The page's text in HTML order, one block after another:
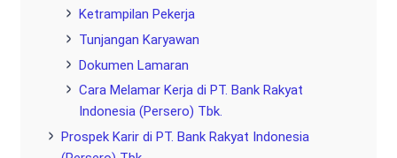
Ketrampilan Pekerja
Tunjangan Karyawan
Dokumen Lamaran
Cara Melamar Kerja di PT. Bank Rakyat
Indonesia (Persero) Tbk.
Prospek Karir di PT. Bank Rakyat Indonesia